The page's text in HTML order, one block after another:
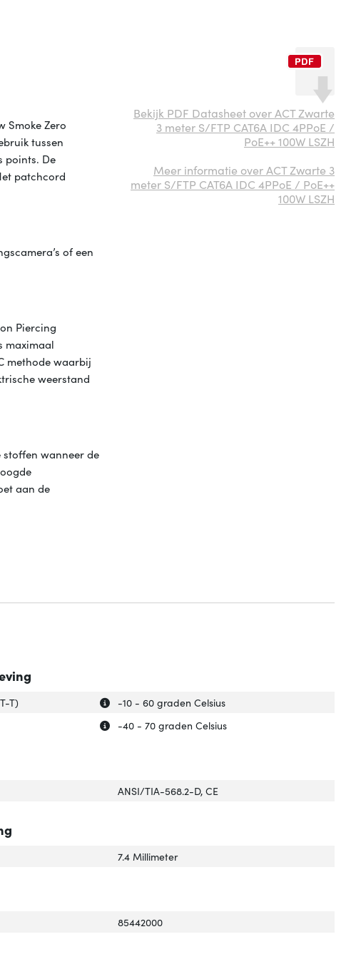
Smoke Zero
tussen
points. De
patchcord
of een
Piercing
maximaal
methode waarbij
weerstand
stoffen wanneer de
aan de
Bekijk PDF Datasheet over ACT Zwarte
3 meter S/FTP CAT6A IDC 4PPoE /
PoE++ 100W LSZH
Meer informatie over ACT Zwarte 3
meter S/FTP CAT6A IDC 4PPoE / PoE++
100W LSZH
Uitleg over 'Bedrijfstemperatuur (T-T)'
Verberg uitleg over 'Bedrijfstemperatuur (T-T)'
T)
-10 - 60 graden Celsius
Uitleg over 'Temp. bij opslag'
Verberg uitleg over 'Temp. bij opslag'
-40 - 70 graden Celsius
ANSI/TIA-568.2-D, CE
7.4 Millimeter
85442000